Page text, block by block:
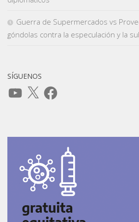
Guerra de Supermercados vs
góndolas contra la especulación y la
SÍGUENOS
YouTube
X Facebook